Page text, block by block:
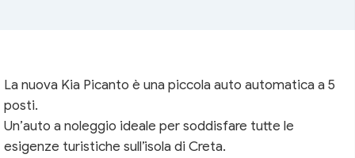
La nuova Kia Picanto è una piccola auto automatica a 5
posti.
Un’auto a noleggio ideale per soddisfare tutte le
esigenze turistiche sull’isola di Creta.